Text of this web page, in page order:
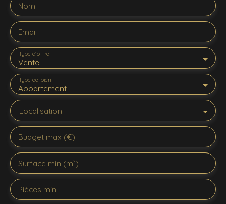
Nom
Email
Vente
Type d'offre
Appartement
Type de bien
Localisation
Budget max (€)
Surface min (m²)
Pièces min